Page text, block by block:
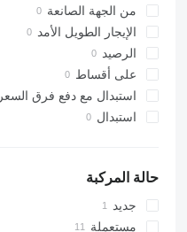
من الجهة الصانعة
الإيجار الطويل الأمد
الرصيد
على أقساط
استبدال مع دفع فرق السعر
استبدال
حالة المركبة
جديد
مستعملة